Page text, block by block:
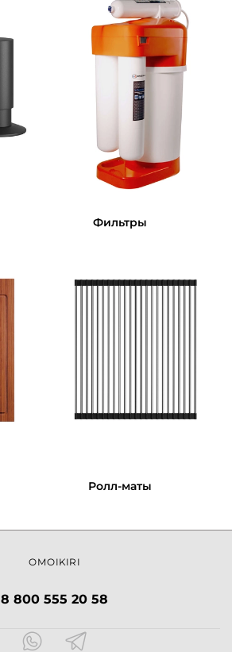
Фильтры
Ролл-маты
OMOIKIRI
8 800 555 20 58